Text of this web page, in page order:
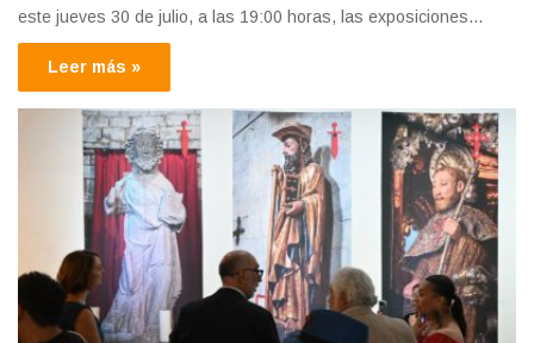
este jueves 30 de julio, a las 19:00 horas, las exposiciones…
Leer más »